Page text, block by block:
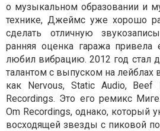
о музыкальном образовании и
технике, Джеймс уже хорошо
сделать отличную
ранняя оценка гаража
любил вибрацию. 2012 год стал
талантом с выпуском на лейблах
как Nervous, Static Audio, Beef
Recordings. Это его ремикс
Om Recordings, однако, который
восходящей звезды с пиковой